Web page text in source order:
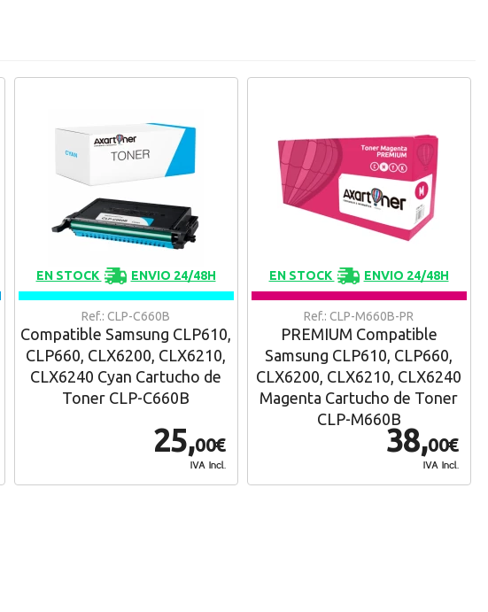
EN STOCK ENVIO 24/48H
Ref.: CLP-C660B
Compatible Samsung CLP610,
CLP660, CLX6200, CLX6210,
CLX6240 Cyan Cartucho de
Toner CLP-C660B
25,00€
IVA Incl.
EN STOCK ENVIO 24/48H
Ref.: CLP-M660B-PR
PREMIUM Compatible
Samsung CLP610, CLP660,
CLX6200, CLX6210, CLX6240
Magenta Cartucho de Toner
CLP-M660B
38,00€
IVA Incl.